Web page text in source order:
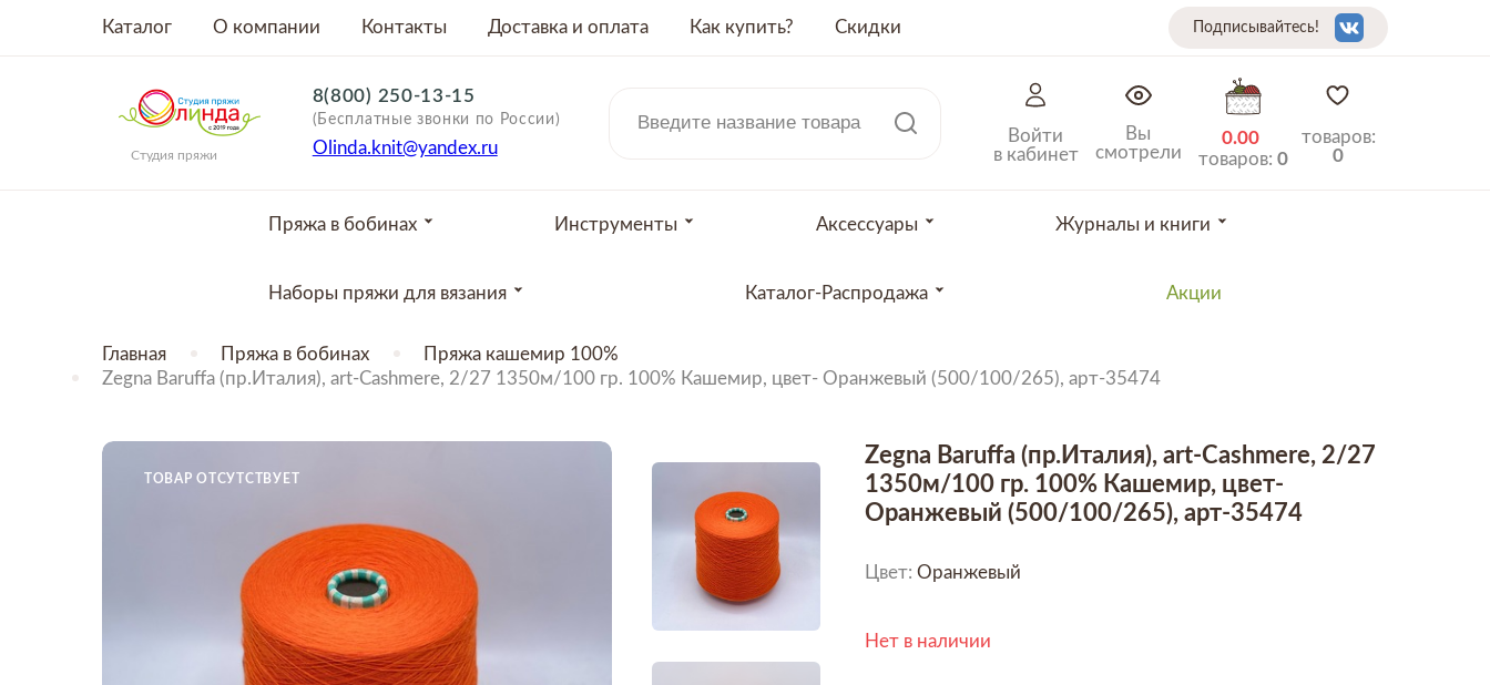
Каталог О компании Контакты Доставка и оплата Как купить? Скидки Подписывайтесь!
Студия пряжи
8(800) 250-13-15
(Бесплатные звонки по России)
Olinda.knit@yandex.ru
Войти
в кабинет
Вы
смотрели
0.00
товаров: 0
товаров:
0
Пряжа в бобинах Инструменты Аксессуары Журналы и книги
Наборы пряжи для вязания Каталог-Распродажа Акции
Главная Пряжа в бобинах
Пряжа кашемир 100%
Zegna Baruffa (пр.Италия), art-Cashmere, 2/27 1350м/100 гр. 100% Кашемир, цвет- Оранжевый (500/100/265), арт-35474
ТОВАР ОТСУТСТВУЕТ
Zegna Baruffa (пр.Италия), art-Cashmere, 2/27
1350м/100 гр. 100% Кашемир, цвет-
Оранжевый (500/100/265), арт-35474
Цвет:Оранжевый
Нет в наличии